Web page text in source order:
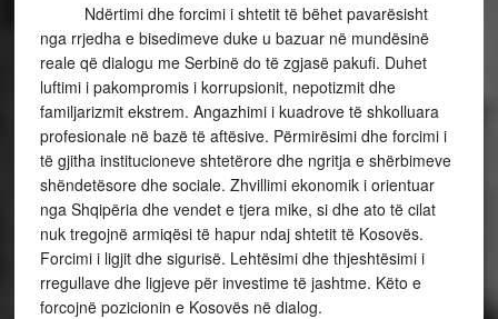
Ndërtimi dhe forcimi i shtetit të bëhet pavarësisht
nga rrjedha e bisedimeve duke u bazuar në mundësinë
reale që dialogu me Serbinë do të zgjasë pakufi. Duhet
luftimi i pakompromis i korrupsionit, nepotizmit dhe
familjarizmit ekstrem. Angazhimi i kuadrove të shkolluara
profesionale në bazë të aftësive. Përmirësimi dhe forcimi i
të gjitha institucioneve shtetërore dhe ngritja e shërbimeve
shëndetësore dhe sociale. Zhvillimi ekonomik i orientuar
nga Shqipëria dhe vendet e tjera mike, si dhe ato të cilat
nuk tregojnë armiqësi të hapur ndaj shtetit të Kosovës.
Forcimi i ligjit dhe sigurisë. Lehtësimi dhe thjeshtësimi i
rregullave dhe ligjeve për investime të jashtme. Këto e
forcojnë pozicionin e Kosovës në dialog.